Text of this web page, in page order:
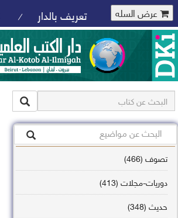
عرض السله تعريف بالدار /
تصوف (466)
دوريات-مجلات (413)
حديث (348)